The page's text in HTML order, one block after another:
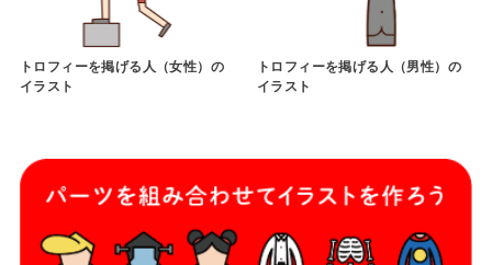
トロフィーを掲げる人（女性）の
イラスト
トロフィーを掲げる人（男性）の
イラスト